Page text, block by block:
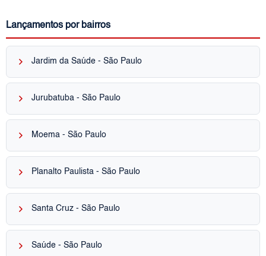
Lançamentos por bairros
keyboard_arrow_right Jardim da Saúde - São Paulo
keyboard_arrow_right Jurubatuba - São Paulo
keyboard_arrow_right Moema - São Paulo
keyboard_arrow_right Planalto Paulista - São Paulo
keyboard_arrow_right Santa Cruz - São Paulo
keyboard_arrow_right Saúde - São Paulo